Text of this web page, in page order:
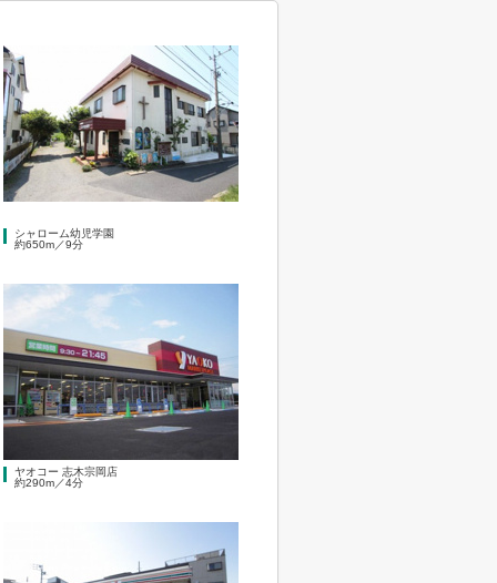
シャローム幼児学園
約650m／9分
ヤオコー 志木宗岡店
約290m／4分